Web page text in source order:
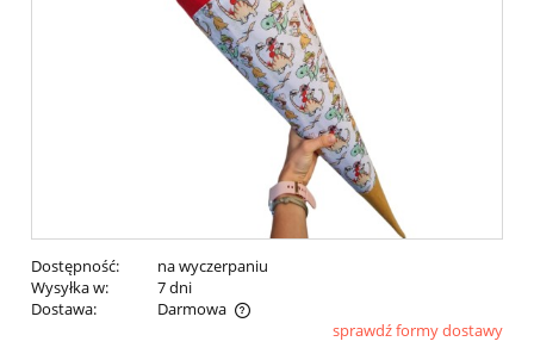
Dostępność:
na wyczerpaniu
Wysyłka w:
7 dni
Dostawa:
Darmowa
Cena nie zawiera ewentualnych kosztów płatnościsprawdź formy dostawy